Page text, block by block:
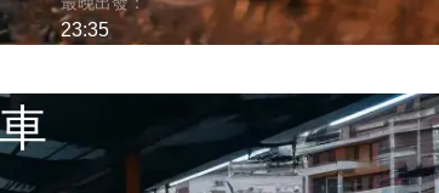
23:35